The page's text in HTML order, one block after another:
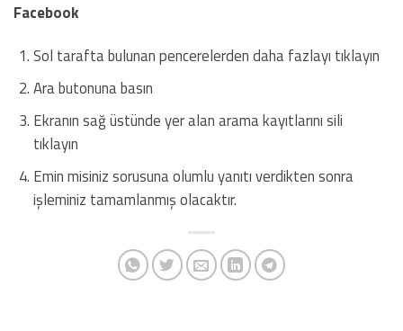
Facebook
Sol tarafta bulunan pencerelerden daha fazlayı tıklayın
Ara butonuna basın
Ekranın sağ üstünde yer alan arama kayıtlarını sili
tıklayın
Emin misiniz sorusuna olumlu yanıtı verdikten sonra
işleminiz tamamlanmış olacaktır.